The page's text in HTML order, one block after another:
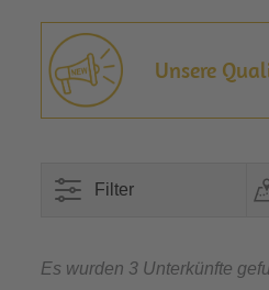
Unsere
Filter
Es wurden 3 Unterkünfte